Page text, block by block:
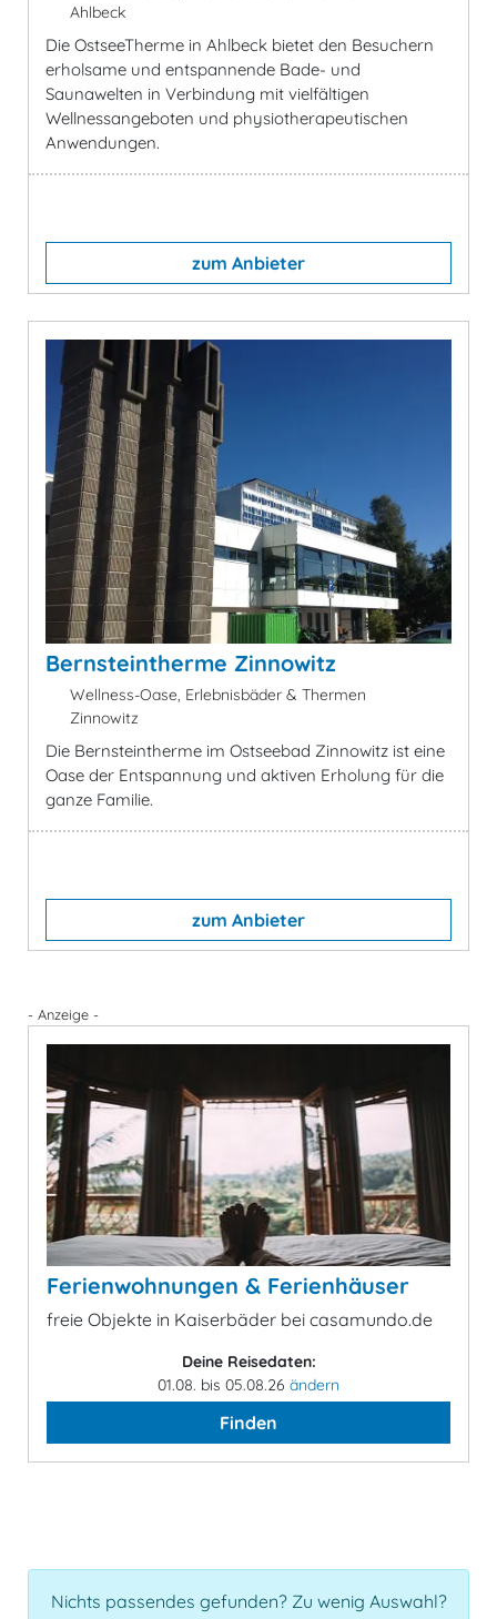
Ahlbeck
Die OstseeTherme in Ahlbeck bietet den Besuchern
erholsame und entspannende Bade- und
Saunawelten in Verbindung mit vielfältigen
Wellnessangeboten und physiotherapeutischen
Anwendungen.
zum Anbieter
Bernsteintherme Zinnowitz
Wellness-Oase, Erlebnisbäder & Thermen
Zinnowitz
Die Bernsteintherme im Ostseebad Zinnowitz ist eine
Oase der Entspannung und aktiven Erholung für die
ganze Familie.
zum Anbieter
- Anzeige -
Ferienwohnungen & Ferienhäuser
freie Objekte in Kaiserbäder bei casamundo.de
Deine Reisedaten:
01.08. bis 05.08.26 ändern
Finden
Nichts passendes gefunden? Zu wenig Auswahl?